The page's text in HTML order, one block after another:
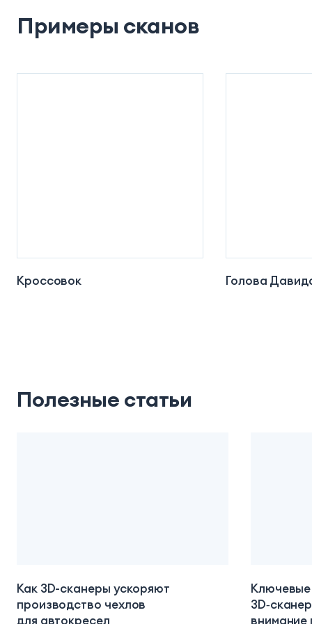
Примеры сканов
Кроссовок Голова
Полезные статьи
Как 3D-сканеры ускоряют
производство чехлов
для автокресел
Ключевые
внимание